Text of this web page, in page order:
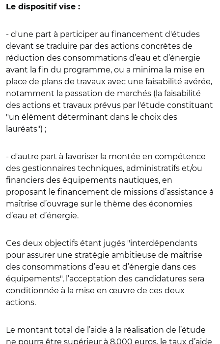
Le dispositif vise :
- d'une part à participer au financement d'études
devant se traduire par des actions concrètes de
réduction des consommations d’eau et d’énergie
avant la fin du programme, ou a minima la mise en
place de plans de travaux avec une faisabilité avérée,
notamment la passation de marchés (la faisabilité
des actions et travaux prévus par l'étude constituant
"un élément déterminant dans le choix des
lauréats") ;
- d'autre part à favoriser la montée en compétence
des gestionnaires techniques, administratifs et/ou
financiers des équipements nautiques, en
proposant le financement de missions d’assistance à
maîtrise d’ouvrage sur le thème des économies
d’eau et d’énergie.
Ces deux objectifs étant jugés "interdépendants
pour assurer une stratégie ambitieuse de maîtrise
des consommations d’eau et d’énergie dans ces
équipements", l’acceptation des candidatures sera
conditionnée à la mise en œuvre de ces deux
actions.
Le montant total de l’aide à la réalisation de l’étude
ne pourra être supérieur à 8.000 euros, le taux d’aide